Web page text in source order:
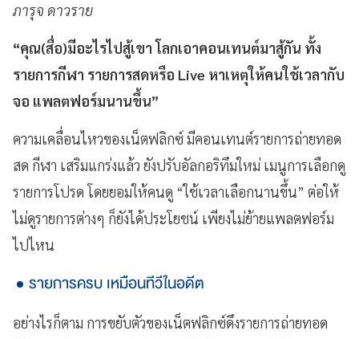
ภารุจ ดาวราย
“คุณ(สื่อ)มีอะไรไปสู้เขา โลกเอาคอนเทนต์มาสู้กัน ทั้ง
รายการกีฬา รายการสดหรือ Live หาเหตุให้คนใช้เวลากับ
จอ แพลตฟอร์มนานขึ้น”
ความเคลื่อนไหวของเน็ตฟลิกซ์ มีคอนเทนต์รายการถ่ายทอด
สด กีฬา เสริมแกร่งแล้ว ยังปรับอัลกอริทึมใหม่ เมนูการเลือกดู
รายการโปรด โดยยอมให้คนดู “ใช้เวลาเลือกนานขึ้น” ต่อให้
ไม่ดูรายการต่างๆ ก็ยังได้ประโยชน์ เพียงไม่ย้ายแพลตฟอร์ม
ไปไหน
รายการครบ เหมือนทีวีในอดีต
อย่างไรก็ตาม การขยับตัวของเน็ตฟลิกซ์ดึงรายการถ่ายทอด